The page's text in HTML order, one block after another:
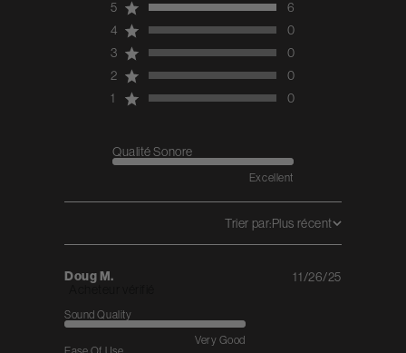
total reviews
5
6
4
0
3
0
2
0
1
0
Qualité Sonore
Excellent
Trier par:Plus récent
Doug M.
Sound Quality
Very Good
Published
11/26/25